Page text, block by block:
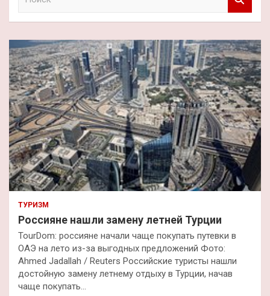
к
ТУРИЗМ
Россияне нашли замену летней Турции
TourDom: россияне начали чаще покупать путевки в
ОАЭ на лето из-за выгодных предложений Фото:
Ahmed Jadallah / Reuters Российские туристы нашли
достойную замену летнему отдыху в Турции, начав
чаще покупать…